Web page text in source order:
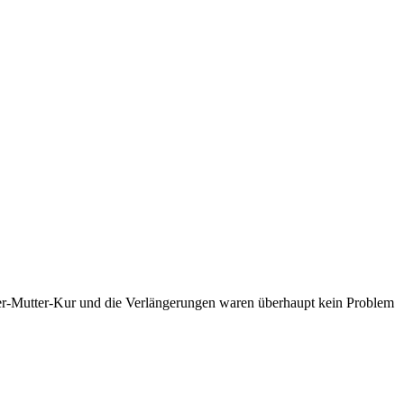
Mutter-Kur und die Verlängerungen waren überhaupt kein Problem